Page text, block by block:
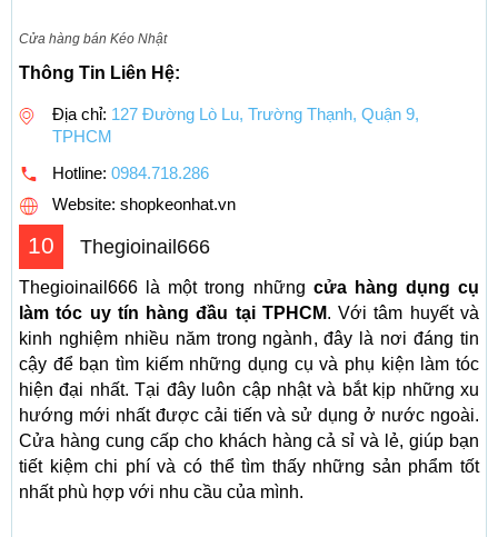
Cửa hàng bán Kéo Nhật
Thông Tin Liên Hệ:
Địa chỉ: 127 Đường Lò Lu, Trường Thạnh, Quận 9,
TPHCM
Hotline: 0984.718.286
Website: shopkeonhat.vn
10 Thegioinail666
Thegioinail666 là một trong những cửa hàng dụng cụ
làm tóc uy tín hàng đầu tại TPHCM. Với tâm huyết và
kinh nghiệm nhiều năm trong ngành, đây là nơi đáng tin
cậy để bạn tìm kiếm những dụng cụ và phụ kiện làm tóc
hiện đại nhất. Tại đây luôn cập nhật và bắt kịp những xu
hướng mới nhất được cải tiến và sử dụng ở nước ngoài.
Cửa hàng cung cấp cho khách hàng cả sỉ và lẻ, giúp bạn
tiết kiệm chi phí và có thể tìm thấy những sản phẩm tốt
nhất phù hợp với nhu cầu của mình.